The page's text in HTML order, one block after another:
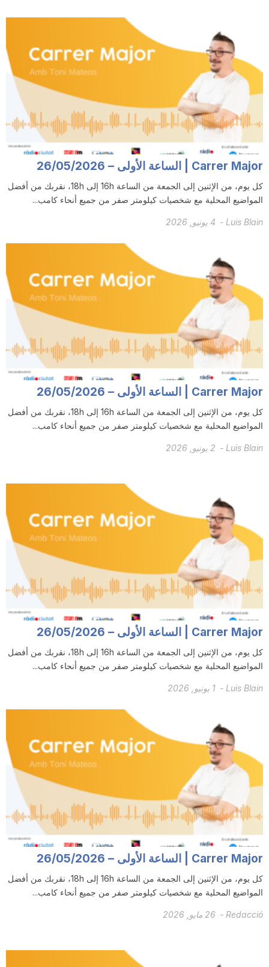
a
n
Carrer Major | الساعة الأولى – 26/05/2026
كل يوم، من الإثنين إلى الجمعة من الساعة 16h إلى 18h، نقربك من أفضل
المواضيع المحلية مع شخصيات كيلومتر صفر من جميع أنحاء كامب...
Luis Blain
- 4 يونيو, 2026
Carrer Major | الساعة الأولى – 26/05/2026
كل يوم، من الإثنين إلى الجمعة من الساعة 16h إلى 18h، نقربك من أفضل
المواضيع المحلية مع شخصيات كيلومتر صفر من جميع أنحاء كامب...
Luis Blain
- 2 يونيو, 2026
Carrer Major | الساعة الأولى – 26/05/2026
كل يوم، من الإثنين إلى الجمعة من الساعة 16h إلى 18h، نقربك من أفضل
المواضيع المحلية مع شخصيات كيلومتر صفر من جميع أنحاء كامب...
Luis Blain
- 1 يونيو, 2026
Carrer Major | الساعة الأولى – 26/05/2026
كل يوم، من الإثنين إلى الجمعة من الساعة 16h إلى 18h، نقربك من أفضل
المواضيع المحلية مع شخصيات كيلومتر صفر من جميع أنحاء كامب...
Redacció
- 26 مايو, 2026